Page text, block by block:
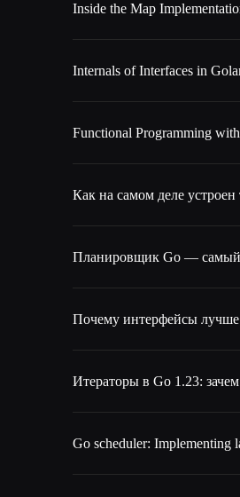
Inside the Map
Internals of Interfaces in
Functional Programming
Как на самом деле
Планировщик Go — самый
Почему интерфейсы лучше
Итераторы в Go 1.23:
Go scheduler: Implementing